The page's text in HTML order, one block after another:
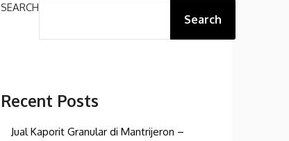
SEARCH
Search
Recent Posts
Jual Kaporit Granular di Mantrijeron –